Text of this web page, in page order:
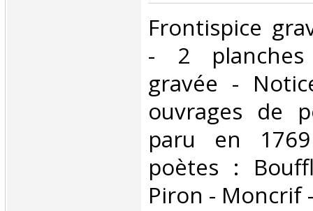
‎Frontispice
- 2
gravée -
ouvrages de
paru en
poètes :
Piron - Moncrif